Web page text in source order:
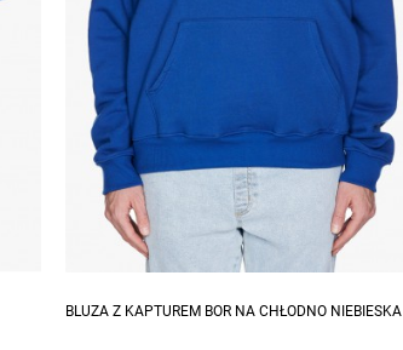
BLUZA Z KAPTUREM BOR NA CHŁODNO NIEBIESKA